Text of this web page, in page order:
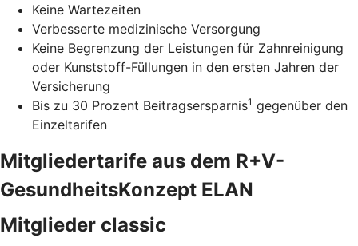
Keine Wartezeiten
Verbesserte medizinische Versorgung
Keine Begrenzung der Leistungen für Zahnreinigung
oder Kunststoff-Füllungen in den ersten Jahren der
Versicherung
Bis zu 30 Prozent Beitragsersparnis1 gegenüber den
Einzeltarifen
Mitgliedertarife aus dem R+V-
GesundheitsKonzept ELAN
Mitglieder classic